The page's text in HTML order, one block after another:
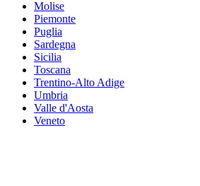
Molise
Piemonte
Puglia
Sardegna
Sicilia
Toscana
Trentino-Alto Adige
Umbria
Valle d'Aosta
Veneto